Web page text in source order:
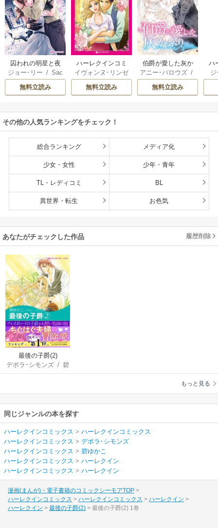
囚われの明星と夜
明けのシュヴァリ
エ
ジョー･リー /Sac
hiyo
無料立読み
ハーレクインコミ
ックス セット 202
6年 vol.999
イヴォンヌ･リンゼ
/ 立木美和
ランダ･ジャレッ
ーリー・ペイジ/
曽祢まさこ
無料立読み
伯爵が愛した灰か
ぶり
アニー･バロウズ/
もとなおこ
無料立読み
ハ
ッ
ル
その他の人気ランキングをチェック！
総合ランキング メディア化
少女・女性 少年・青年
TL・レディコミ BL
異世界・転生 お色気
あなたがチェックした作品 履歴削除
最後の子爵(2)
デボラ･シモンズ / 碧
ゆかこ
もっと見る
同じジャンルの本を探す
ハーレクインコミックス > ハーレクインコミックス
ハーレクインコミックス > デボラ･シモンズ
ハーレクインコミックス > 碧ゆかこ
ハーレクインコミックス > ハーレクイン
ハーレクインコミックス > ハーレクイン
漫画(まんが)・電子書籍のコミックシーモアTOP
ハーレクインコミックス
ハーレクインコミックス
ハーレクイン
ハーレクイン
最後の子爵(2) 最後の子爵(2) 1巻